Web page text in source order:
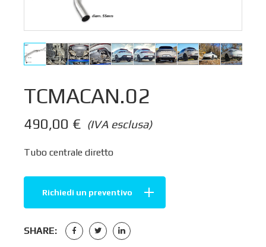
TCMACAN.02
(IVA esclusa)
490,00 €
Tubo centrale diretto
Richiedi un preventivo
SHARE: